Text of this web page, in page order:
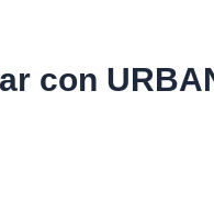
con